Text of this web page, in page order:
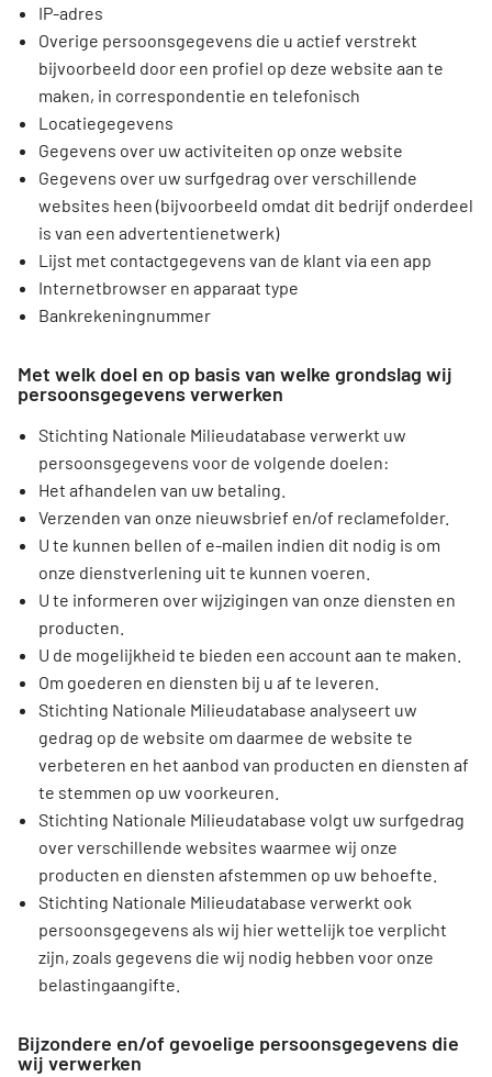
Persinformatie Nationale Milieudatabase
IP-adres
Overige persoonsgegevens die u actief verstrekt
bijvoorbeeld door een profiel op deze website aan te
maken, in correspondentie en telefonisch
Locatiegegevens
Gegevens over uw activiteiten op onze website
Gegevens over uw surfgedrag over verschillende
websites heen (bijvoorbeeld omdat dit bedrijf onderdeel
is van een advertentienetwerk)
Lijst met contactgegevens van de klant via een app
Internetbrowser en apparaat type
Bankrekeningnummer
Met welk doel en op basis van welke grondslag wij
persoonsgegevens verwerken
Stichting Nationale Milieudatabase verwerkt uw
persoonsgegevens voor de volgende doelen:
Het afhandelen van uw betaling.
Verzenden van onze nieuwsbrief en/of reclamefolder.
U te kunnen bellen of e-mailen indien dit nodig is om
onze dienstverlening uit te kunnen voeren.
U te informeren over wijzigingen van onze diensten en
producten.
U de mogelijkheid te bieden een account aan te maken.
Om goederen en diensten bij u af te leveren.
Stichting Nationale Milieudatabase analyseert uw
gedrag op de website om daarmee de website te
verbeteren en het aanbod van producten en diensten af
te stemmen op uw voorkeuren.
Stichting Nationale Milieudatabase volgt uw surfgedrag
over verschillende websites waarmee wij onze
producten en diensten afstemmen op uw behoefte.
Stichting Nationale Milieudatabase verwerkt ook
persoonsgegevens als wij hier wettelijk toe verplicht
zijn, zoals gegevens die wij nodig hebben voor onze
belastingaangifte.
Bijzondere en/of gevoelige persoonsgegevens die
wij verwerken